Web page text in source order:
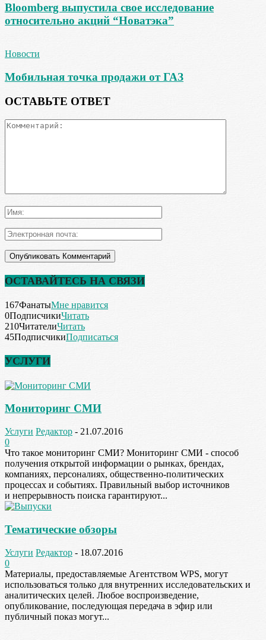
Bloomberg выпустила свое исследование
относительно акций “Новатэка”
Новости
Мобильная точка продажи от ГАЗ
ОСТАВЬТЕ ОТВЕТ
ОСТАВАЙТЕСЬ НА СВЯЗИ
167ФанатыМне нравится
0ПодписчикиЧитать
210ЧитателиЧитать
45ПодписчикиПодписаться
УСЛУГИ
Мониторинг СМИ
Услуги Редактор - 21.07.2016
0
Что такое мониторинг СМИ? Мониторинг СМИ - способ
получения открытой информации о рынках, брендах,
компаниях, персоналиях, общественно-политических
процессах и событиях. Правильный выбор источников
и непрерывность поиска гарантируют...
Тематические обзоры
Услуги Редактор - 18.07.2016
0
Материалы, предоставляемые Агентством WPS, могут
использоваться только для внутренних исследовательских и
аналитических целей. Любое воспроизведение,
опубликование, последующая передача в эфир или
публичный показ могут...